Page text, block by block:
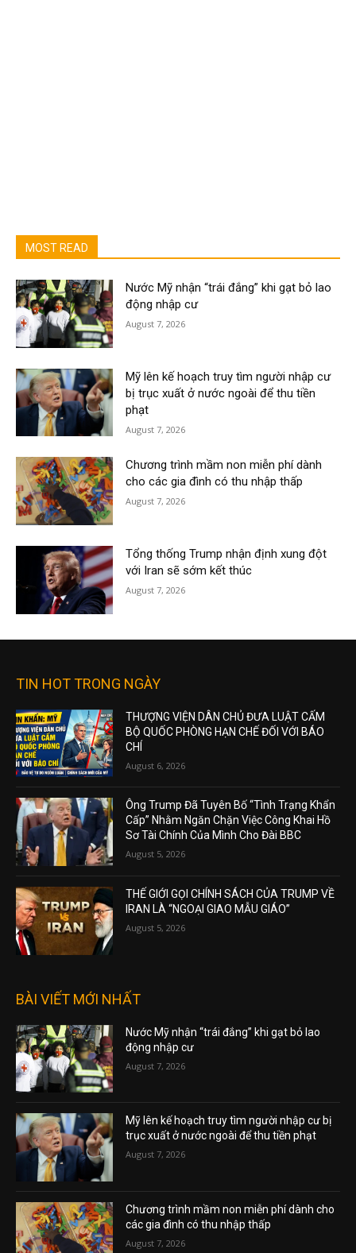
MOST READ
Nước Mỹ nhận “trái đắng” khi gạt bỏ lao
động nhập cư
August 7, 2026
Mỹ lên kế hoạch truy tìm người nhập cư
bị trục xuất ở nước ngoài để thu tiền
phạt
August 7, 2026
Chương trình mầm non miễn phí dành
cho các gia đình có thu nhập thấp
August 7, 2026
Tổng thống Trump nhận định xung đột
với Iran sẽ sớm kết thúc
August 7, 2026
TIN HOT TRONG NGÀY
THƯỢNG VIỆN DÂN CHỦ ĐƯA LUẬT CẤM
BỘ QUỐC PHÒNG HẠN CHẾ ĐỐI VỚI BÁO
CHÍ
August 6, 2026
Ông Trump Đã Tuyên Bố “Tình Trạng Khẩn
Cấp” Nhằm Ngăn Chặn Việc Công Khai Hồ
Sơ Tài Chính Của Mình Cho Đài BBC
August 5, 2026
THẾ GIỚI GỌI CHÍNH SÁCH CỦA TRUMP VỀ
IRAN LÀ “NGOẠI GIAO MẪU GIÁO”
August 5, 2026
BÀI VIẾT MỚI NHẤT
Nước Mỹ nhận “trái đắng” khi gạt bỏ lao
động nhập cư
August 7, 2026
Mỹ lên kế hoạch truy tìm người nhập cư bị
trục xuất ở nước ngoài để thu tiền phạt
August 7, 2026
Chương trình mầm non miễn phí dành cho
các gia đình có thu nhập thấp
August 7, 2026